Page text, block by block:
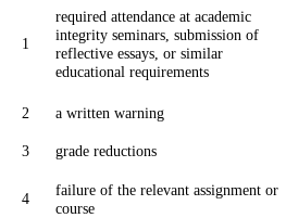
1
required attendance at academic
integrity seminars, submission of
reflective essays, or similar
educational requirements
2 a written warning
3 grade reductions
4
failure of the relevant assignment or
course